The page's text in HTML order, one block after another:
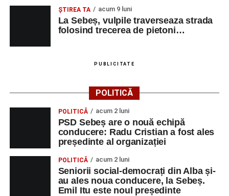
Urmărește-ne pe Google News
iluminatului public pe timpul nopții, în contextul
apelului la economii al Guvernului Bolojan
Duminică, 23 august 2026, Râpa Roșie găzduiește
cea de-a III-a ediție a concursului „CicloAventurier
de Sebeș”
Primul concert din cadrul String Symphonic Camp
2026 a adus emoție și aplauze la Sebeș
ŞTIREA TA acum 9 luni
La Sebeș, vulpile traverseaza strada
folosind trecerea de pietoni…
PUBLICITATE
POLITICĂ
POLITICĂ acum 2 luni
PSD Sebeș are o nouă echipă
conducere: Radu Cristian a fost ales
președinte al organizației
POLITICĂ acum 2 luni
Seniorii social-democrați din Alba și-
au ales noua conducere, la Sebeș.
Emil Itu este noul președinte